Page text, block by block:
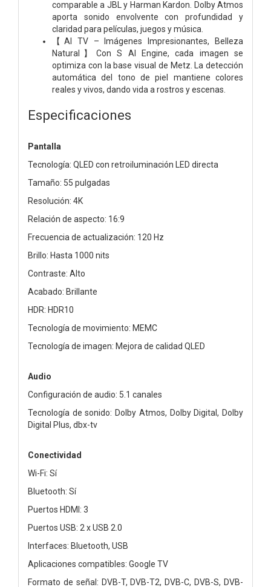
comparable a JBL y Harman Kardon. Dolby Atmos
aporta sonido envolvente con profundidad y
claridad para películas, juegos y música.
【AI TV – Imágenes Impresionantes, Belleza
Natural】Con S AI Engine, cada imagen se
optimiza con la base visual de Metz. La detección
automática del tono de piel mantiene colores
reales y vivos, dando vida a rostros y escenas.
Especificaciones
Pantalla
Tecnología: QLED con retroiluminación LED directa
Tamaño: 55 pulgadas
Resolución: 4K
Relación de aspecto: 16:9
Frecuencia de actualización: 120 Hz
Brillo: Hasta 1000 nits
Contraste: Alto
Acabado: Brillante
HDR: HDR10
Tecnología de movimiento: MEMC
Tecnología de imagen: Mejora de calidad QLED
Audio
Configuración de audio: 5.1 canales
Tecnología de sonido: Dolby Atmos, Dolby Digital, Dolby
Digital Plus, dbx-tv
Conectividad
Wi-Fi: Sí
Bluetooth: Sí
Puertos HDMI: 3
Puertos USB: 2 x USB 2.0
Interfaces: Bluetooth, USB
Aplicaciones compatibles: Google TV
Formato de señal: DVB-T, DVB-T2, DVB-C, DVB-S, DVB-